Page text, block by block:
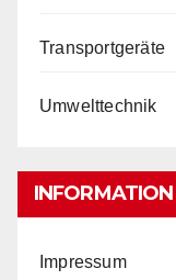
Transportgeräte
Umwelttechnik
INFORMATION
Impressum